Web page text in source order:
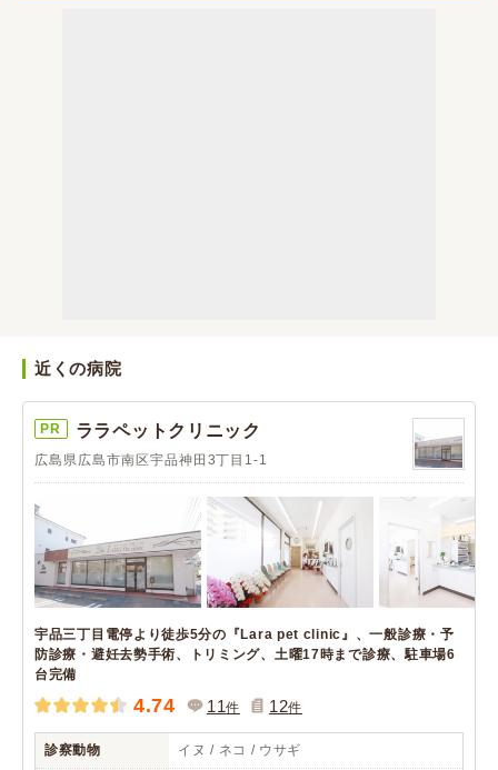
近くの病院
PR ララペットクリニック
広島県広島市南区宇品神田3丁目1-1
宇品三丁目電停より徒歩5分の『Lara pet clinic』、一般診療・予
防診療・避妊去勢手術、トリミング、土曜17時まで診療、駐車場6
台完備
4.74 11件 12件
診察動物 イヌ / ネコ / ウサギ